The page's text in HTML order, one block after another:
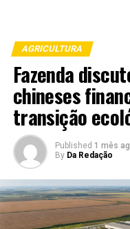
AGRICULTURA
Fazenda
chineses
transição
Published 1 mês
By Da Redação